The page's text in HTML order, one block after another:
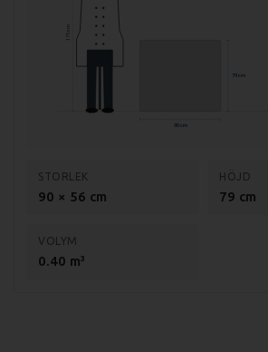
175 cm
79 cm
90 cm
STORLEK
90 × 56 cm
HÖJD
79 cm
VOLYM
0.40 m³